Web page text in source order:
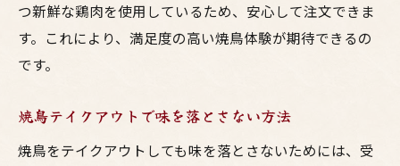
つ新鮮な鶏肉を使用しているため、安心して注文できま
す。これにより、満足度の高い焼鳥体験が期待できるの
です。
焼鳥テイクアウトで味を落とさない方法
焼鳥をテイクアウトしても味を落とさないためには、受